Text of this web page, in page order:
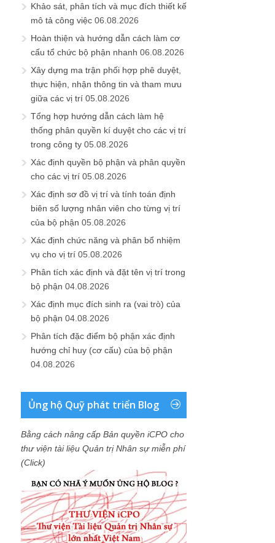
Khảo sát, phân tích và mục đích thiết kế
mô tả công việc 06.08.2026
Hoàn thiện và hướng dẫn cách làm cơ
cấu tổ chức bộ phận nhanh 06.08.2026
Xây dựng ma trận phối hợp phê duyệt,
thực hiện, nhận thông tin và tham mưu
giữa các vị trí 05.08.2026
Tổng hợp hướng dẫn cách làm hệ
thống phân quyền kí duyệt cho các vị trí
trong công ty 05.08.2026
Xác định quyền bộ phận và phân quyền
cho các vị trí 05.08.2026
Xác định sơ đồ vị trí và tính toán định
biên số lượng nhân viên cho từng vị trí
của bộ phận 05.08.2026
Xác định chức năng và phân bổ nhiệm
vụ cho vị trí 05.08.2026
Phân tích xác định và đặt tên vị trí trong
bộ phận 04.08.2026
Xác định mục đích sinh ra (vai trò) của
bộ phận 04.08.2026
Phân tích đặc điểm bộ phận xác định
hướng chỉ huy (cơ cấu) của bộ phận
04.08.2026
Ủng hộ Quỹ phát triển Blog
Bằng cách nâng cấp Bản quyền iCPO cho
thư viện tài liệu Quản trị Nhân sự miễn phí
(Click)